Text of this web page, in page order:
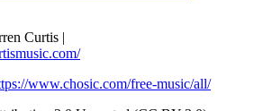
Curtis |
www.chosic.com/free-music/all/